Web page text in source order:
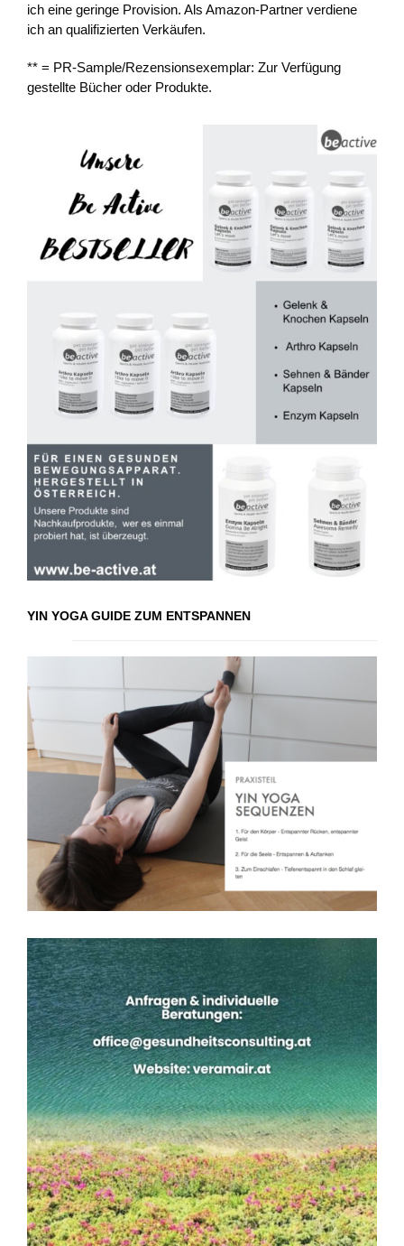
ich eine geringe Provision. Als Amazon-Partner verdiene
ich an qualifizierten Verkäufen.
** = PR-Sample/Rezensionsexemplar: Zur Verfügung
gestellte Bücher oder Produkte.
YIN YOGA GUIDE ZUM ENTSPANNEN